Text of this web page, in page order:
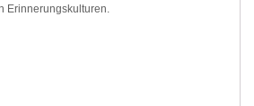
Erinnerungskulturen.